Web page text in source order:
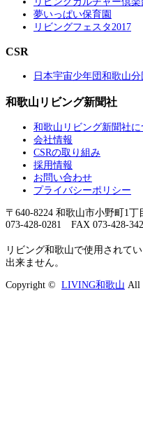
夢いっぱい保育園
リビングフェスタ2017
CSR
日本宇宙少年団和歌山分
和歌山リビング新聞社
和歌山リビング新聞社に
会社情報
CSRの取り組み
採用情報
お問い合わせ
プライバシーポリシー
〒640-8224 和歌山市小野町1
073-428-0281 FAX 073-428-
リビング和歌山で使用されて
出来ません。
Copyright © LIVING和歌山 All